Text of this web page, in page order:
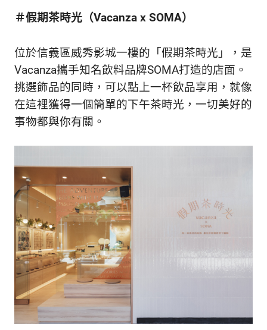
鮮
容，
獨
一
無
二
的
CBOOK
一
起
到
專
屬
的
生
態
度。
＃假期茶時光（Vacanza x SOMA）
位於信義區威秀影城一樓的「假期茶時光」，是
Vacanza攜手知名飲料品牌SOMA打造的店面。
挑選飾品的同時，可以點上一杯飲品享用，就像
在這裡獲得一個簡單的下午茶時光，一切美好的
事物都與你有關。